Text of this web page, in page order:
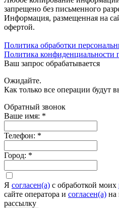
запрещено без письменного
Информация, размещенная на
офертой.
Политика обработки
Политика конфиденциальности
Ваш запрос обрабатывается
Ожидайте.
Как только все операции будут
Обратный звонок
Ваше имя: *
Телефон: *
Город: *
Я согласен(а) c обработкой моих
сайте оператора и согласен(а) на
рассылку